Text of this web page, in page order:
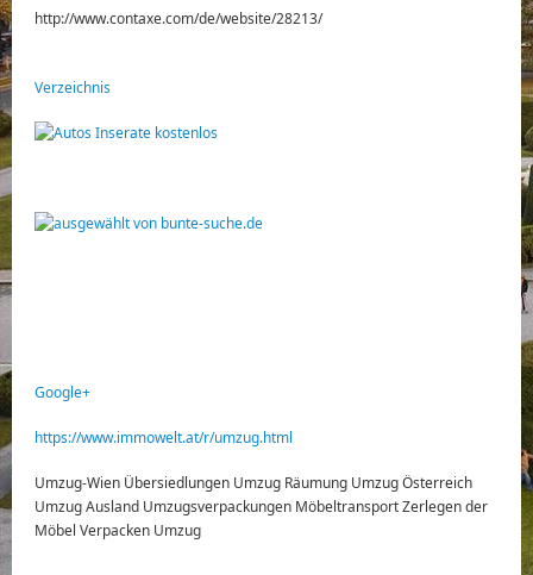
http://www.contaxe.com/de/website/28213/
Verzeichnis
Google+
https://www.immowelt.at/r/umzug.html
Umzug-Wien Übersiedlungen Umzug Räumung Umzug Österreich
Umzug Ausland Umzugsverpackungen Möbeltransport Zerlegen der
Möbel Verpacken Umzug